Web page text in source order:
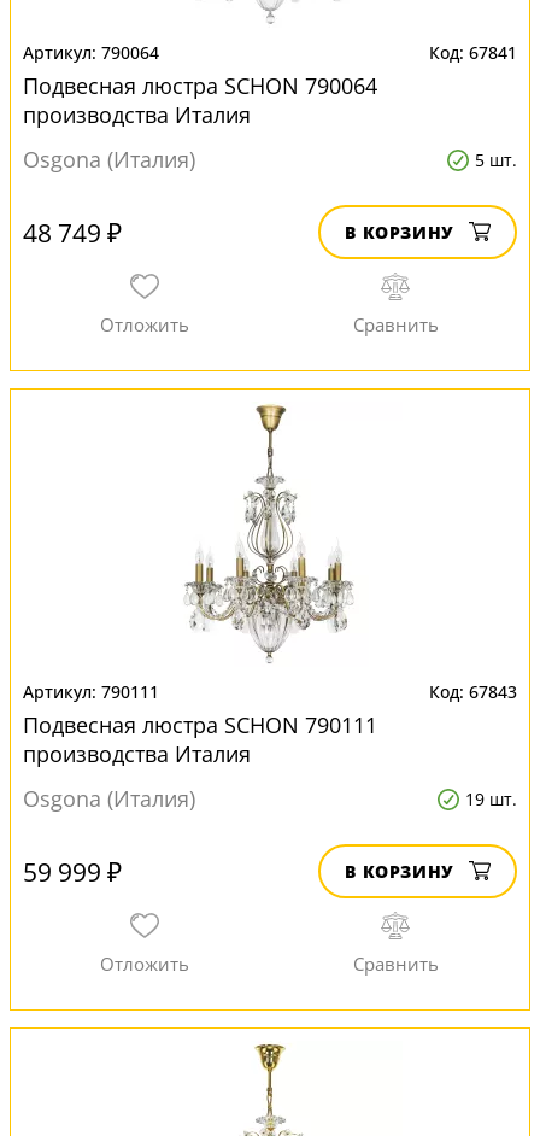
790064 67841
Подвесная люстра SCHON 790064
производства Италия
Osgona (Италия)
5 шт.
48 749 ₽ В КОРЗИНУ
790111 67843
Подвесная люстра SCHON 790111
производства Италия
Osgona (Италия)
19 шт.
59 999 ₽ В КОРЗИНУ